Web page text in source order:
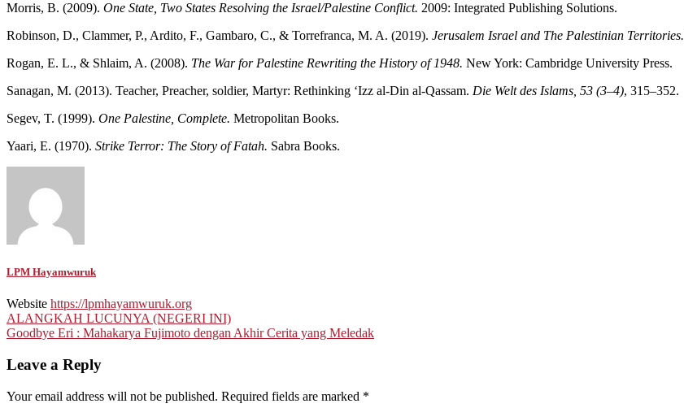
Morris, B. (2009). One State, Two States Resolving the Israel/Palestine Conflict. 2009: Integrated Publishing Solutions.
Robinson, D., Clammer, P., Ardito, F., Gambaro, C., & Torrefranca, M. A. (2019). Jerusalem Israel and The Palestinian Territories.
Rogan, E. L., & Shlaim, A. (2008). The War for Palestine Rewriting the History of 1948. New York: Cambridge University Press.
Sanagan, M. (2013). Teacher, Preacher, soldier, Martyr: Rethinking ‘Izz al-Din al-Qassam. Die Welt des Islams, 53 (3–4), 315–352.
Segev, T. (1999). One Palestine, Complete. Metropolitan Books.
Yaari, E. (1970). Strike Terror: The Story of Fatah. Sabra Books.
LPM Hayamwuruk
Website https://lpmhayamwuruk.org
Post
navigation
ALANGKAH LUCUNYA (NEGERI INI)
Goodbye Eri : Mahakarya Fujimoto dengan Akhir Cerita yang Meledak
Leave a Reply
Your email address will not be published. Required fields are marked *